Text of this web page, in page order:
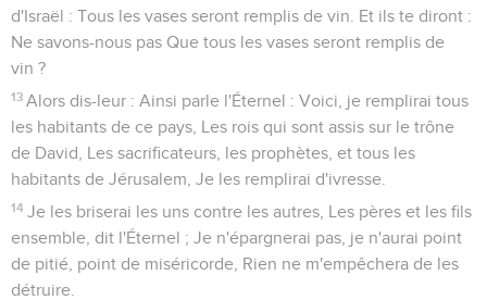
d'Israël : Tous les vases seront remplis de vin. Et ils te diront :
Ne savons-nous pas Que tous les vases seront remplis de
vin ?
13 Alors dis-leur : Ainsi parle l'Éternel : Voici, je remplirai tous
les habitants de ce pays, Les rois qui sont assis sur le trône
de David, Les sacrificateurs, les prophètes, et tous les
habitants de Jérusalem, Je les remplirai d'ivresse.
14 Je les briserai les uns contre les autres, Les pères et les fils
ensemble, dit l'Éternel ; Je n'épargnerai pas, je n'aurai point
de pitié, point de miséricorde, Rien ne m'empêchera de les
détruire.